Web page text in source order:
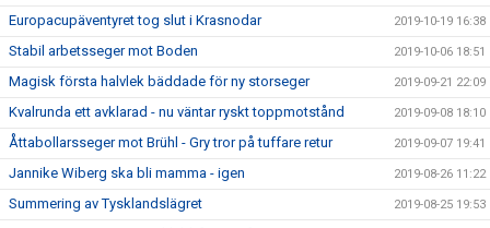
Europacupäventyret tog slut i Krasnodar 2019-10-19 16:38
Stabil arbetsseger mot Boden 2019-10-06 18:51
Magisk första halvlek bäddade för ny storseger 2019-09-21 22:09
Kvalrunda ett avklarad - nu väntar ryskt toppmotstånd 2019-09-08 18:10
Åttabollarsseger mot Brühl - Gry tror på tuffare retur 2019-09-07 19:41
Jannike Wiberg ska bli mamma - igen 2019-08-26 11:22
Summering av Tysklandslägret 2019-08-25 19:53